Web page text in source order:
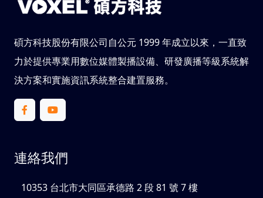
碩方科技股份有限公司自公元 1999 年成立以來，一直致
力於提供專業用數位媒體製播設備、研發廣播等級系統解
決方案和實施資訊系統整合建置服務。
連絡我們
10353 台北市大同區承德路 2 段 81 號 7 樓